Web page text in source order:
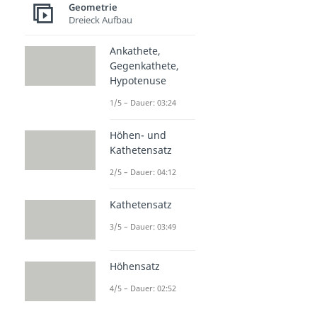
Geometrie
Dreieck Aufbau
Ankathete,
Gegenkathete,
Hypotenuse
1/5 – Dauer: 03:24
Höhen- und
Kathetensatz
2/5 – Dauer: 04:12
Kathetensatz
3/5 – Dauer: 03:49
Höhensatz
4/5 – Dauer: 02:52